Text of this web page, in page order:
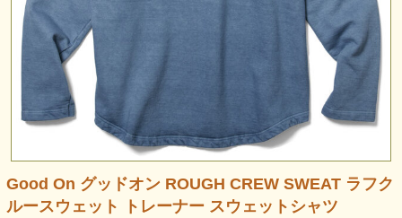
Good On グッドオン ROUGH CREW SWEAT ラフク
ルースウェット トレーナー スウェットシャツ